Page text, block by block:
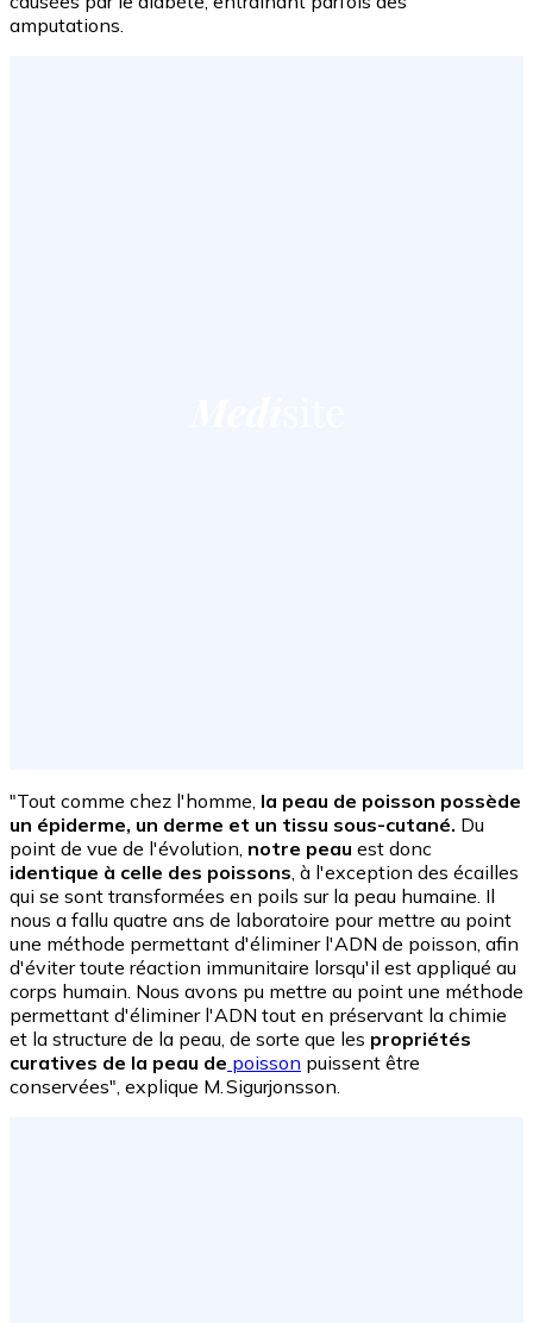
amputations.
"Tout comme chez l'homme, la peau de poisson possède
un épiderme, un derme et un tissu sous-cutané. Du
point de vue de l'évolution, notre peau est donc
identique à celle des poissons, à l'exception des écailles
qui se sont transformées en poils sur la peau humaine. Il
nous a fallu quatre ans de laboratoire pour mettre au point
une méthode permettant d'éliminer l'ADN de poisson, afin
d'éviter toute réaction immunitaire lorsqu'il est appliqué au
corps humain. Nous avons pu mettre au point une méthode
permettant d'éliminer l'ADN tout en préservant la chimie
et la structure de la peau, de sorte que les propriétés
curatives de la peau de poisson puissent être
conservées", explique M. Sigurjonsson.